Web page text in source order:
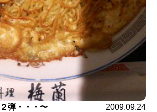
弾・・・〜
2009.09.24